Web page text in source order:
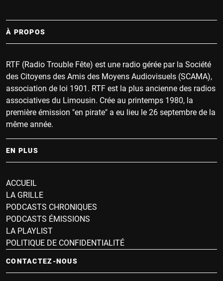
À PROPOS
RTF (Radio Trouble Fête) est une radio gérée par la Société
des Citoyens des Amis des Moyens Audiovisuels (SCAMA),
association de loi 1901. RTF est la plus ancienne des radios
associatives du Limousin. Crée au printemps 1980, la
première émission "en pirate" a eu lieu le 26 septembre de la
même année.
EN PLUS
ACCUEIL
LA GRILLE
PODCASTS CHRONIQUES
PODCASTS ÉMISSIONS
LA PLAYLIST
POLITIQUE DE CONFIDENTIALITÉ
CONTACTEZ-NOUS